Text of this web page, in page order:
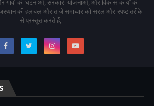
गांवों की घटनाओं, सरकारी योजनाओं, और विकास कार्यों की
की हलचल और ताजे समाचार को सरल और स्पष्ट तरीके
से प्रस्तुत करते हैं,